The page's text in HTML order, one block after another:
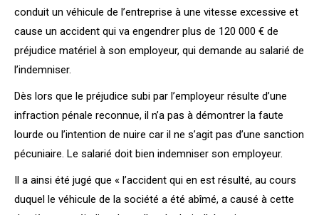
conduit un véhicule de l’entreprise à une vitesse excessive et
cause un accident qui va engendrer plus de 120 000 € de
préjudice matériel à son employeur, qui demande au salarié de
l’indemniser.
Dès lors que le préjudice subi par l’employeur résulte d’une
infraction pénale reconnue, il n’a pas à démontrer la faute
lourde ou l’intention de nuire car il ne s’agit pas d’une sanction
pécuniaire. Le salarié doit bien indemniser son employeur.
Il a ainsi été jugé que « l’accident qui en est résulté, au cours
duquel le véhicule de la société a été abîmé, a causé à cette